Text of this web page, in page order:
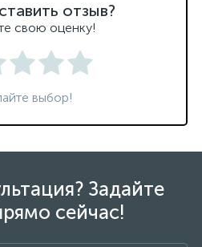
отзыв?
свою оценку!
выбор!
Задайте
сейчас!